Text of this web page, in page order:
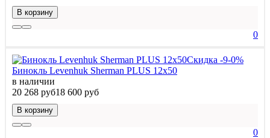
В корзину
0
Скидка -9-0%
Бинокль Levenhuk Sherman PLUS 12x50
в наличии
20 268 руб18 600 руб
В корзину
0